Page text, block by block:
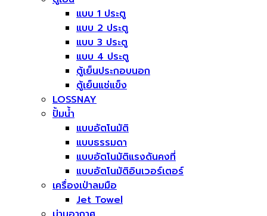
แบบ 1 ประตู
แบบ 2 ประตู
แบบ 3 ประตู
แบบ 4 ประตู
ตู้เย็นประกอบนอก
ตู้เย็นแช่แข็ง
LOSSNAY
ปั้มน้ำ
แบบอัตโนมัติ
แบบธรรมดา
แบบอัตโนมัติแรงดันคงที่
แบบอัตโนมัติอินเวอร์เตอร์
เครื่องเป่าลมมือ
Jet Towel